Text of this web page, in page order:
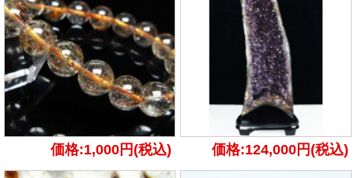
価格:1,000円(税込) 価格:124,000円(税込)